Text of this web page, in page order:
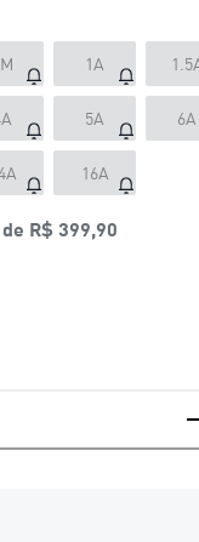
1A
5A 6A
16A
R$ 399,90